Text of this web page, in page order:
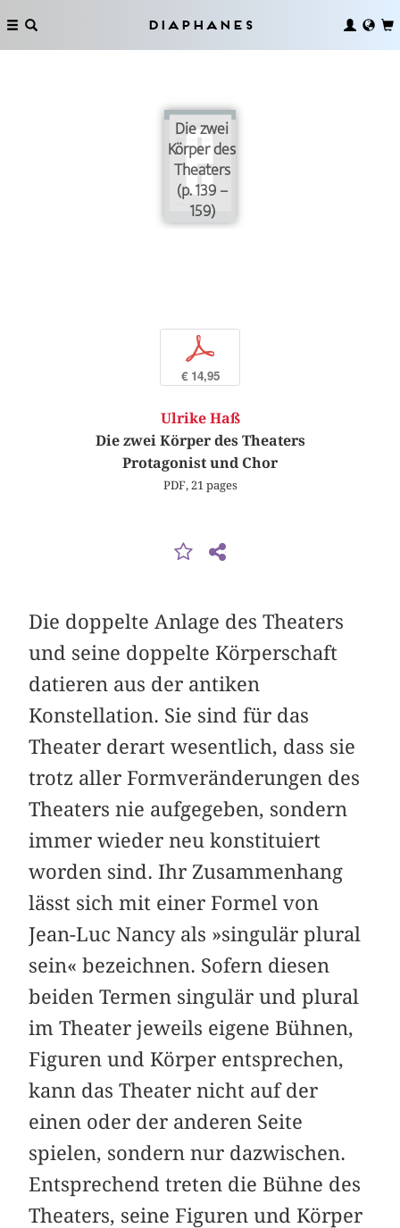
Diaphanes
Die zwei
Körper des
Theaters
(p. 139 –
159)
p
€ 14,95
Ulrike Haß
Die zwei Körper des Theaters
Protagonist und Chor
PDF, 21 pages
Die doppelte Anlage des Theaters
und seine doppelte Körperschaft
datieren aus der antiken
Konstellation. Sie sind für das
Theater derart wesentlich, dass sie
trotz aller Formveränderungen des
Theaters nie aufgegeben, sondern
immer wieder neu konstituiert
worden sind. Ihr Zusammenhang
lässt sich mit einer Formel von
Jean-Luc Nancy als »singulär plural
sein« bezeichnen. Sofern diesen
beiden Termen singulär und plural
im Theater jeweils eigene Bühnen,
Figuren und Körper entsprechen,
kann das Theater nicht auf der
einen oder der anderen Seite
spielen, sondern nur dazwischen.
Entsprechend treten die Bühne des
Theaters, seine Figuren und Körper